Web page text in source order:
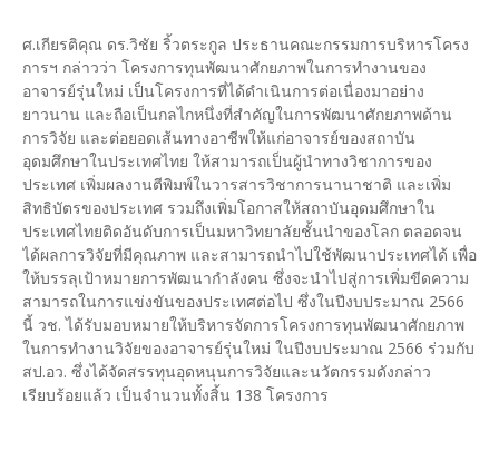
ศ.เกียรติคุณ ดร.วิชัย ริ้วตระกูล ประธานคณะกรรมการบริหารโครง
การฯ กล่าวว่า โครงการทุนพัฒนาศักยภาพในการทำงานของ
อาจารย์รุ่นใหม่ เป็นโครงการที่ได้ดำเนินการต่อเนื่องมาอย่าง
ยาวนาน และถือเป็นกลไกหนึ่งที่สำคัญในการพัฒนาศักยภาพด้าน
การวิจัย และต่อยอดเส้นทางอาชีพให้แก่อาจารย์ของสถาบัน
อุดมศึกษาในประเทศไทย ให้สามารถเป็นผู้นำทางวิชาการของ
ประเทศ เพิ่มผลงานตีพิมพ์ในวารสารวิชาการนานาชาติ และเพิ่ม
สิทธิบัตรของประเทศ รวมถึงเพิ่มโอกาสให้สถาบันอุดมศึกษาใน
ประเทศไทยติดอันดับการเป็นมหาวิทยาลัยชั้นนำของโลก ตลอดจน
ได้ผลการวิจัยที่มีคุณภาพ และสามารถนำไปใช้พัฒนาประเทศได้ เพื่อ
ให้บรรลุเป้าหมายการพัฒนากำลังคน ซึ่งจะนำไปสู่การเพิ่มขีดความ
สามารถในการแข่งขันของประเทศต่อไป ซึ่งในปีงบประมาณ 2566
นี้ วช. ได้รับมอบหมายให้บริหารจัดการโครงการทุนพัฒนาศักยภาพ
ในการทำงานวิจัยของอาจารย์รุ่นใหม่ ในปีงบประมาณ 2566 ร่วมกับ
สป.อว. ซึ่งได้จัดสรรทุนอุดหนุนการวิจัยและนวัตกรรมดังกล่าว
เรียบร้อยแล้ว เป็นจำนวนทั้งสิ้น 138 โครงการ